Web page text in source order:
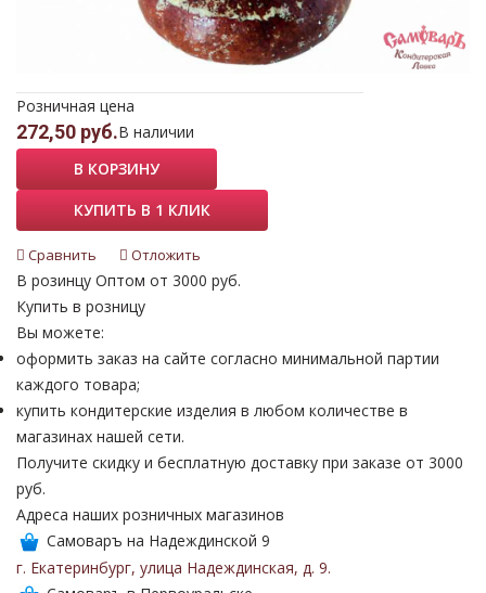
Розничная цена
272,50 руб.В наличии
В КОРЗИНУ
КУПИТЬ В 1 КЛИК
Сравнить Отложить
В розинцу Оптом от 3000 руб.
Купить в розницу
Вы можете:
оформить заказ на сайте согласно минимальной партии
каждого товара;
купить кондитерские изделия в любом количестве в
магазинах нашей сети.
Получите скидку и бесплатную доставку при заказе от 3000
руб.
Адреса наших розничных магазинов
Самоваръ на Надеждинской 9
г. Екатеринбург, улица Надеждинская, д. 9.